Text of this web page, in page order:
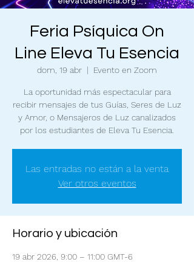
Feria Psíquica On
Line Eleva Tu Esencia
dom, 19 abr
  |
Evento en Zoom
La oportunidad más espectacular para
recibir mensajes de tus Guías, Seres de Luz
y Amor, o Mensajeros de Luz canalizados
por los estudiantes de Eleva Tu Esencia.
Las entradas no están a la venta
Ver otros eventos
Horario y ubicación
19 abr 2026, 9:00 – 11:00 GMT-6